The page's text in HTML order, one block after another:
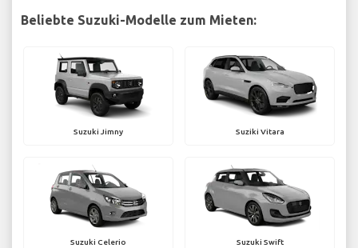
Beliebte Suzuki-Modelle zum Mieten:
Suzuki Jimny Suziki Vitara
Suzuki Celerio Suzuki Swift